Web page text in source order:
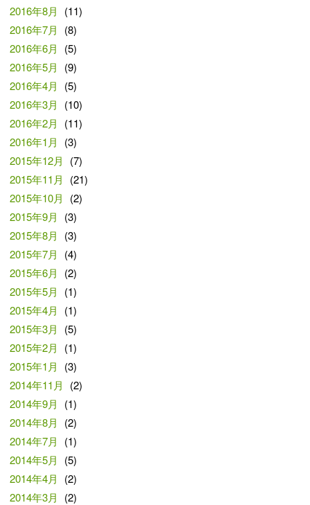
2016年8月
(11)
2016年7月
(8)
2016年6月
(5)
2016年5月
(9)
2016年4月
(5)
2016年3月
(10)
2016年2月
(11)
2016年1月
(3)
2015年12月
(7)
2015年11月
(21)
2015年10月
(2)
2015年9月
(3)
2015年8月
(3)
2015年7月
(4)
2015年6月
(2)
2015年5月
(1)
2015年4月
(1)
2015年3月
(5)
2015年2月
(1)
2015年1月
(3)
2014年11月
(2)
2014年9月
(1)
2014年8月
(2)
2014年7月
(1)
2014年5月
(5)
2014年4月
(2)
2014年3月
(2)